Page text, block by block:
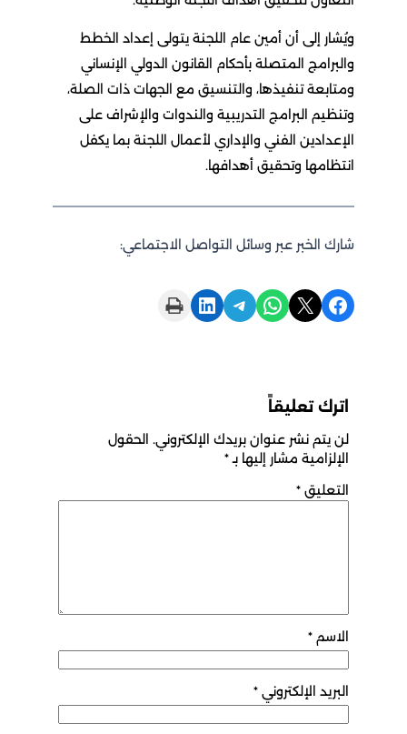
ويُشار إلى أن أمين عام اللجنة يتولى إعداد الخطط
والبرامج المتصلة بأحكام القانون الدولي الإنساني
ومتابعة تنفيذها، والتنسيق مع الجهات ذات الصلة،
وتنظيم البرامج التدريبية والندوات والإشراف على
الإعدادين الفني والإداري لأعمال اللجنة بما يكفل
انتظامها وتحقيق أهدافها.
شارك الخبر عبر وسائل التواصل الاجتماعي:
Share on Facebook
Share on X
Share on WhatsApp
Share on Telegram
Share on LinkedIn
Print this Page
اترك تعليقاً
لن يتم نشر عنوان بريدك الإلكتروني. الحقول
الإلزامية مشار إليها بـ*
التعليق *
الاسم *
البريد الإلكتروني *